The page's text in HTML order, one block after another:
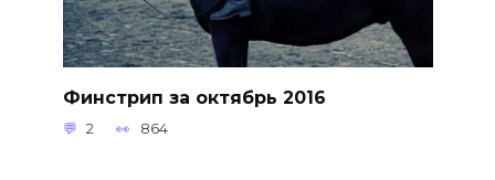
Финстрип за октябрь 2016
2 864